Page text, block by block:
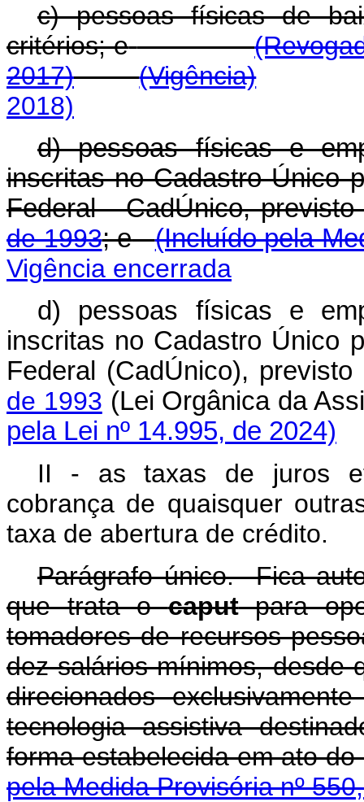
c) pessoas físicas de
critérios; e
2017)
(Vigência)
2018)
d) pessoas físicas e
inscritas no Cadastro Único
Federal - CadÚnico,
de 1993; e
(Incluído pela
Vigência encerrada
d) pessoas físicas e
inscritas no Cadastro Único
Federal (CadÚnico),
de 1993 (Lei Orgânica da
pela Lei nº 14.995, de 2024)
II - as taxas de juros
cobrança de quaisquer
taxa de abertura de crédito.
Parágrafo único. Fica
que trata ocaputpara
tomadores de recursos
dez salários mínimos, desde
direcionados
tecnologia assistiva
forma estabelecida em
pela Medida Provisória nº